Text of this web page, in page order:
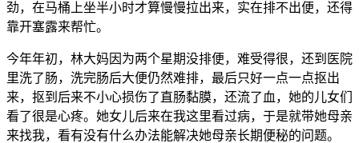
劲，在马桶上坐半小时才算慢慢拉出来，实在排不出便，还得
靠开塞露来帮忙。
今年年初，林大妈因为两个星期没排便，难受得很，还到医院
里洗了肠，洗完肠后大便仍然难排，最后只好一点一点抠出
来，抠到后来不小心损伤了直肠黏膜，还流了血，她的儿女们
看了很是心疼。她女儿后来在我这里看过病，于是就带她母亲
来找我，看有没有什么办法能解决她母亲长期便秘的问题。